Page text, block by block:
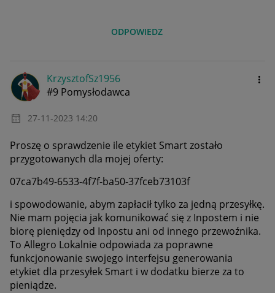
ODPOWIEDZ
KrzysztofSz1956
#9 Pomysłodawca
‎27-11-2023 14:20
Proszę o sprawdzenie ile etykiet Smart zostało
przygotowanych dla mojej oferty:
07ca7b49-6533-4f7f-ba50-37fceb73103f
i spowodowanie, abym zapłacił tylko za jedną przesyłkę.
Nie mam pojęcia jak komunikować się z Inpostem i nie
biorę pieniędzy od Inpostu ani od innego przewoźnika.
To Allegro Lokalnie odpowiada za poprawne
funkcjonowanie swojego interfejsu generowania
etykiet dla przesyłek Smart i w dodatku bierze za to
pieniądze.